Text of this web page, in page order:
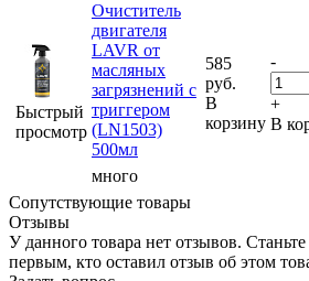
Быстрый
просмотр
Очиститель
двигателя
LAVR от
масляных
загрязнений с
триггером
(LN1503)
500мл
много
585
руб.
В
корзину
-
+
В
Сопутствующие товары
Отзывы
У данного товара нет отзывов. Станьте
первым, кто оставил отзыв об этом